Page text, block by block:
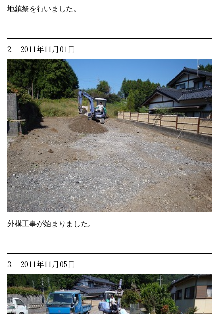
地鎮祭を行いました。
2. 2011年11月01日
外構工事が始まりました。
3. 2011年11月05日